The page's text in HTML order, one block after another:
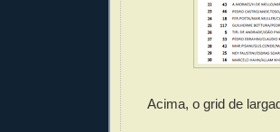
Acima, o grid de